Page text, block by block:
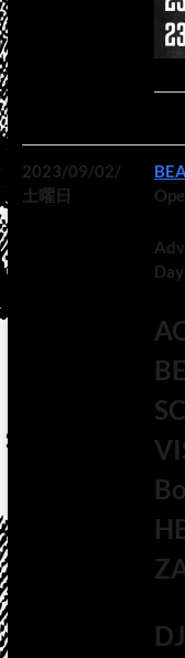
2023/09/02/
土曜日
DJ